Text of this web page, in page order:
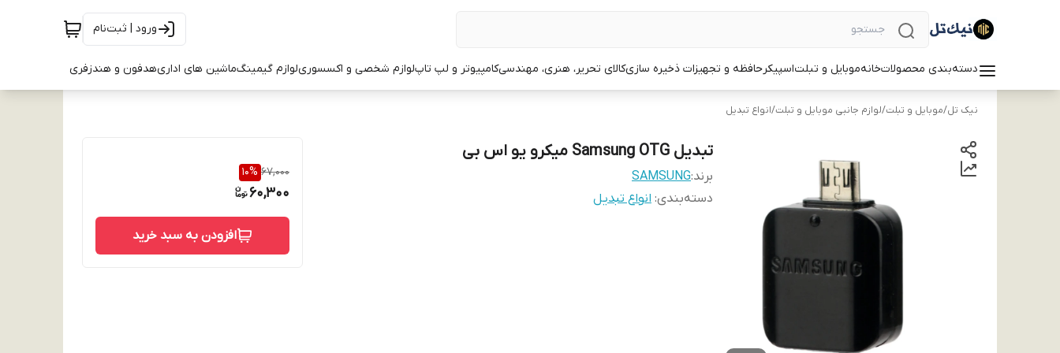
ورود | ثبت‌نام
دسته‌بندی محصولاتخانهموبایل و تبلتاسپیکرحافظه و تجهیزات ذخیره سازیکالای تحریر، هنری، مهندسیکامپیوتر و لپ تاپلوازم شخصی و اکسسوریلوازم گیمینگماشین های اداریهدفون و هندزفری
نیک تل/موبایل و تبلت/لوازم جانبی موبایل و تبلت/انواع تبدیل
تبدیل Samsung OTG میکرو یو اس بی
برند:SAMSUNG
دسته‌بندی: انواع تبدیل
67,000
10%
60,300
افزودن به سبد خرید